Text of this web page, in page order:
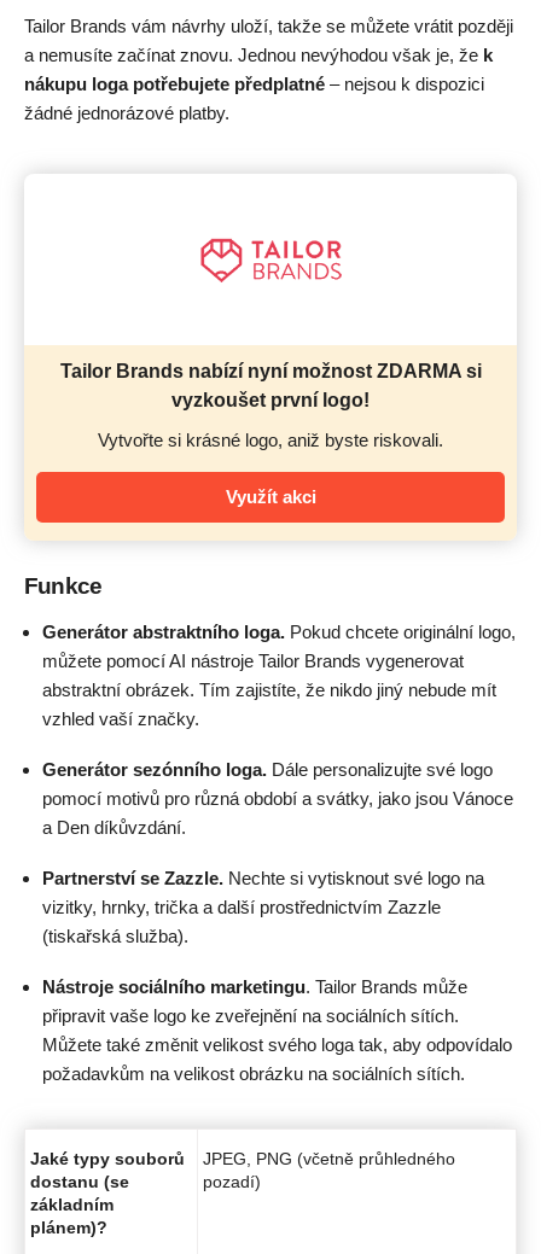
Tailor Brands vám návrhy uloží, takže se můžete vrátit později
a nemusíte začínat znovu. Jednou nevýhodou však je, že k
nákupu loga potřebujete předplatné – nejsou k dispozici
žádné jednorázové platby.
Tailor Brands nabízí nyní možnost ZDARMA si
vyzkoušet první logo!
Vytvořte si krásné logo, aniž byste riskovali.
Využít akci
Funkce
Generátor abstraktního loga. Pokud chcete originální logo,
můžete pomocí AI nástroje Tailor Brands vygenerovat
abstraktní obrázek. Tím zajistíte, že nikdo jiný nebude mít
vzhled vaší značky.
Generátor sezónního loga. Dále personalizujte své logo
pomocí motivů pro různá období a svátky, jako jsou Vánoce
a Den díkůvzdání.
Partnerství se Zazzle. Nechte si vytisknout své logo na
vizitky, hrnky, trička a další prostřednictvím Zazzle
(tiskařská služba).
Nástroje sociálního marketingu. Tailor Brands může
připravit vaše logo ke zveřejnění na sociálních sítích.
Můžete také změnit velikost svého loga tak, aby odpovídalo
požadavkům na velikost obrázku na sociálních sítích.
Jaké typy souborů
dostanu (se
základním
plánem)?
JPEG, PNG (včetně průhledného
pozadí)